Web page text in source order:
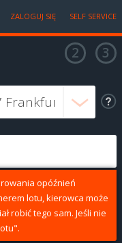
ZALOGUJ SIĘ SELF SERVICE
opóźnień
lotu, kierowca może
robić tego sam. Jeśli nie